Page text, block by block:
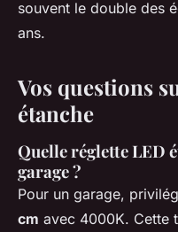
souvent le double des
ans.
Vos questions
étanche
Quelle réglette LED
garage ?
Pour un garage,
cm avec 4000K. Cette